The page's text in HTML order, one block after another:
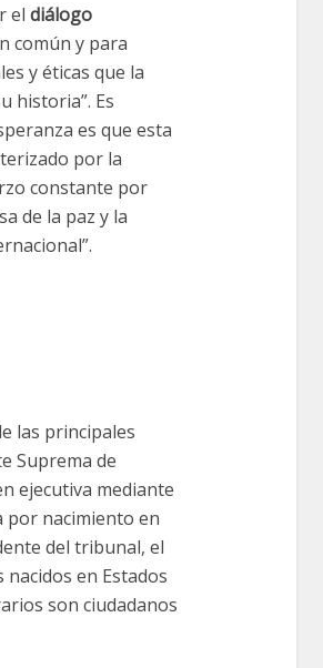
el diálogo
común y para
y éticas que la
historia”. Es
es que esta
por la
constante por
de la paz y la
las principales
Suprema de
ejecutiva mediante
por nacimiento en
del tribunal, el
en Estados
son ciudadanos